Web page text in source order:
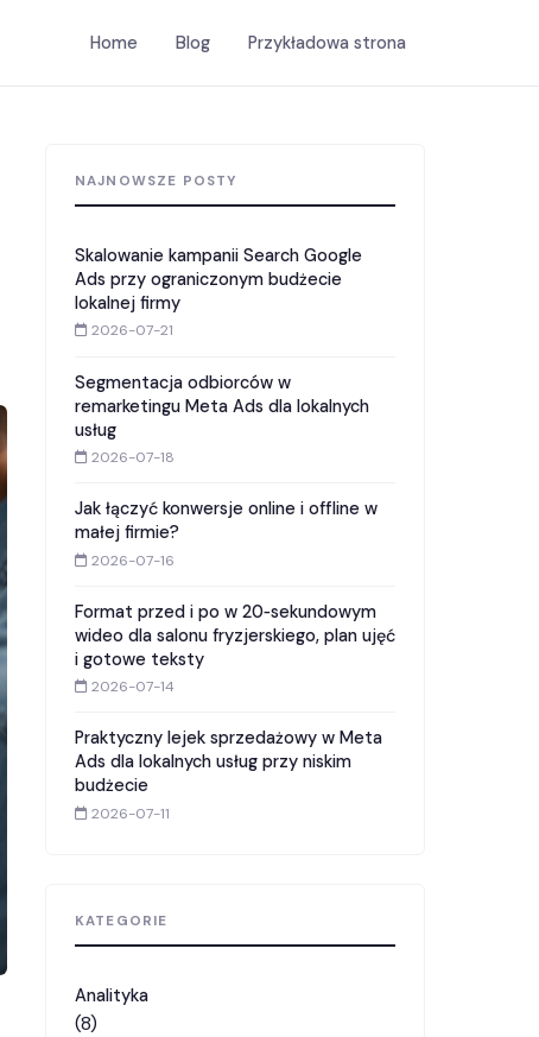
Home Blog Przykładowa strona
NAJNOWSZE POSTY
Skalowanie kampanii Search Google
Ads przy ograniczonym budżecie
lokalnej firmy
2026-07-21
Segmentacja odbiorców w
remarketingu Meta Ads dla lokalnych
usług
2026-07-18
Jak łączyć konwersje online i offline w
małej firmie?
2026-07-16
Format przed i po w 20‑sekundowym
wideo dla salonu fryzjerskiego, plan ujęć
i gotowe teksty
2026-07-14
Praktyczny lejek sprzedażowy w Meta
Ads dla lokalnych usług przy niskim
budżecie
2026-07-11
KATEGORIE
Analityka
(8)